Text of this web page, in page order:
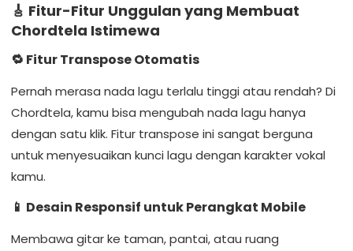
🎸 Fitur-Fitur Unggulan yang Membuat
Chordtela Istimewa
🔁 Fitur Transpose Otomatis
Pernah merasa nada lagu terlalu tinggi atau rendah? Di
Chordtela, kamu bisa mengubah nada lagu hanya
dengan satu klik. Fitur transpose ini sangat berguna
untuk menyesuaikan kunci lagu dengan karakter vokal
kamu.
📱 Desain Responsif untuk Perangkat Mobile
Membawa gitar ke taman, pantai, atau ruang